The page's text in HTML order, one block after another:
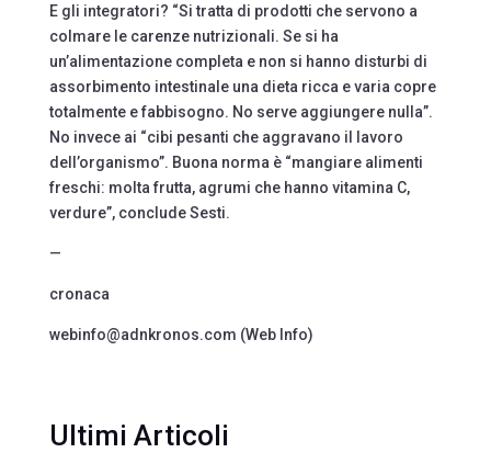
E gli integratori? “Si tratta di prodotti che servono a
colmare le carenze nutrizionali. Se si ha
un’alimentazione completa e non si hanno disturbi di
assorbimento intestinale una dieta ricca e varia copre
totalmente e fabbisogno. No serve aggiungere nulla”.
No invece ai “cibi pesanti che aggravano il lavoro
dell’organismo”. Buona norma è “mangiare alimenti
freschi: molta frutta, agrumi che hanno vitamina C,
verdure”, conclude Sesti.
—
cronaca
webinfo@adnkronos.com (Web Info)
Ultimi Articoli